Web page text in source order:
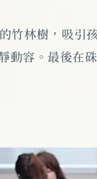
竹林樹，吸引
動容。最後在